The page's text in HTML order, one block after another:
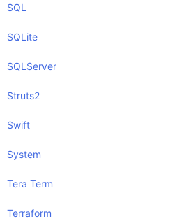
SQL
SQLite
SQLServer
Struts2
Swift
System
Tera Term
Terraform